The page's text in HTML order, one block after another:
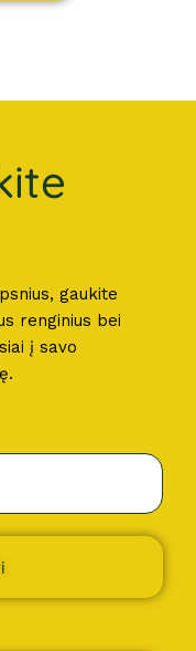
gaukite
renginius bei
į savo